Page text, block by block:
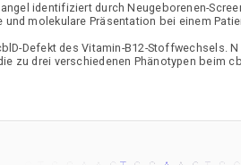
identifiziert durch Neugeborenen-
molekulare Präsentation bei einem
Defekt des Vitamin-B12-Stoffwechsels. N
zu drei verschiedenen Phänotypen beim